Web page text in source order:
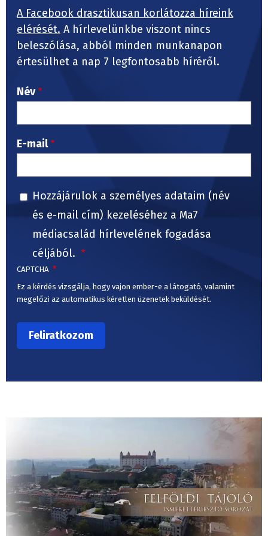
A Facebook drasztikusan korlátozza híreink
elérését. A hírlevelünkbe viszont nincs
beleszólása, abból minden munkanapon
értesülhet a nap 7 legfontosabb híréről.
Név
E-mail
Hozzájárulok a személyes adataim (név
és e-mail cím) kezeléséhez a Ma7
médiacsalád hírlevelének fogadása
céljából.
CAPTCHA
Ez a kérdés vizsgálja, hogy vajon ember-e a látogató, valamint
megelőzi az automatikus kéretlen üzenetek beküldését.